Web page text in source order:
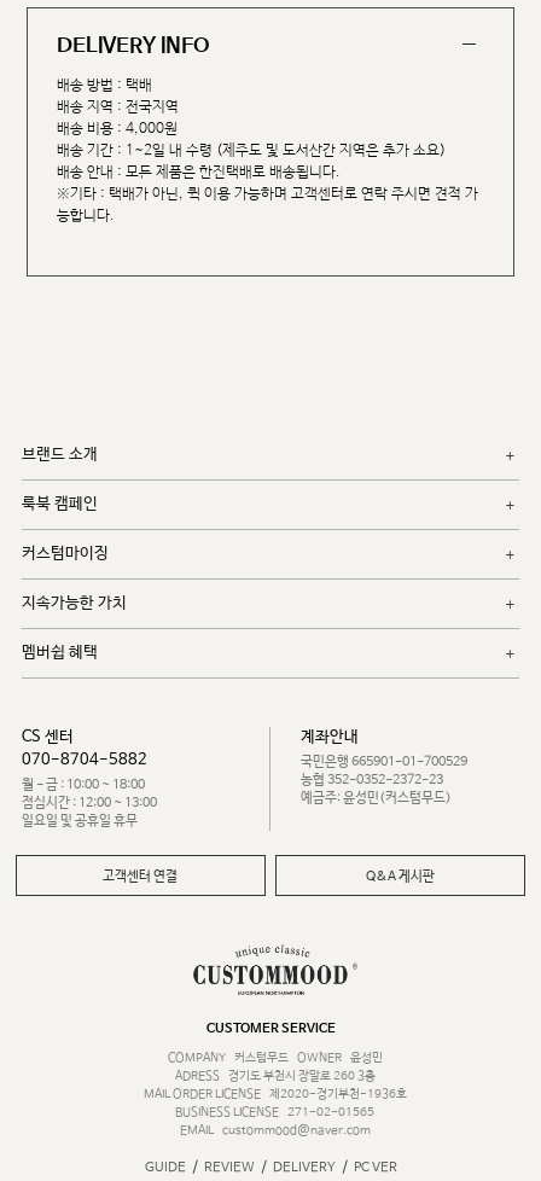
DELIVERY INFO
배송 방법 : 택배
배송 지역 : 전국지역
배송 비용 : 4,000원
배송 기간 : 1~2일 내 수령 (제주도 및 도서산간 지역은 추가 소요)
배송 안내 : 모든 제품은 한진택배로 배송됩니다.
※기타 : 택배가 아닌, 퀵 이용 가능하며 고객센터로 연락 주시면 견적 가
능합니다.
브랜드 소개
룩북 캠페인
커스텀마이징
지속가능한 가치
멤버쉽 혜택
CS 센터
070-8704-5882
월 - 금 : 10:00 ~ 18:00
점심시간 : 12:00 ~ 13:00
일요일 및 공휴일 휴무
계좌안내
국민은행 665901-01-700529
농협 352-0352-2372-23
예금주: 윤성민(커스텀무드)
고객센터 연결 Q&A 게시판
CUSTOMER SERVICE
COMPANY
커스텀무드 OWNER
윤성민
ADRESS
경기도 부천시 장말로 260 3층
MAIL ORDER LICENSE
제2020-경기부천-1936호
BUSINESS LICENSE 271-02-01565
EMAIL
custommood@naver.com
GUIDE / REVIEW / DELIVERY / PC VER